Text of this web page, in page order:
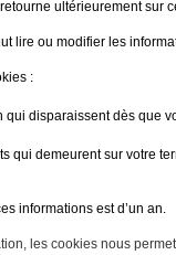
ultérieurement sur
lire ou modifier les
:
qui disparaissent dès que
qui demeurent sur votre
informations est d’un an.
les cookies nous